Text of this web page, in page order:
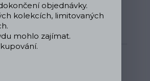
nejen do kuchyně
objednávky.
kolekcích, limitovaných
mohlo zajímat.